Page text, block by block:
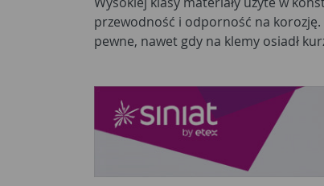
przewodność i odporność na korozję.
pewne, nawet gdy na klemy osiadł